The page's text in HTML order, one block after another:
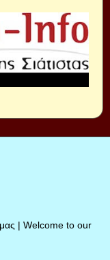
| Welcome to our